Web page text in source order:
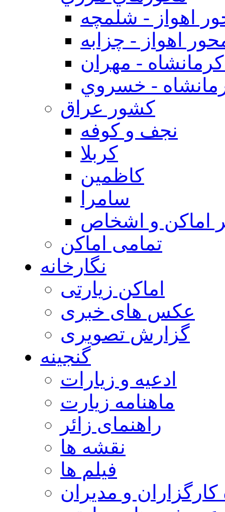
اهواز - شلمچه
اهواز - چزابه
- مهران
- خسروي
كشور عراق
نجف و كوفه
كربلا
كاظمين
سامرا
اماكن و اشخاص
تمامی اماکن
نگارخانه
اماکن زیارتی
عکس های خبری
گزارش تصویری
گنجینه
ادعیه و زیارات
ماهنامه زیارت
راهنمای زائر
نقشه ها
فیلم ها
كارگزاران و مديران